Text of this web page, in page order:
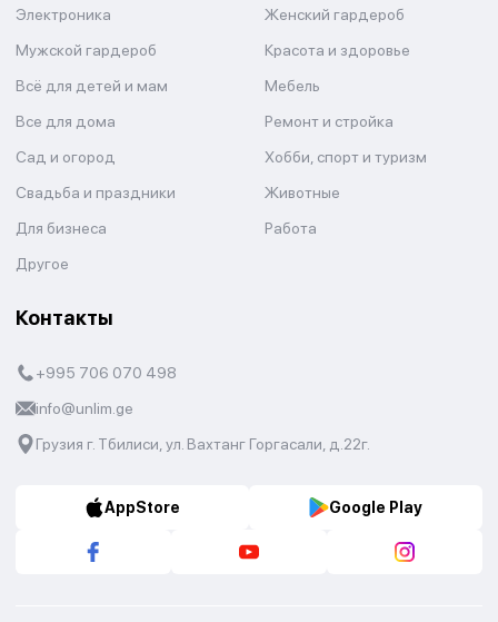
Электроника
Женский гардероб
Мужской гардероб
Красота и здоровье
Всё для детей и мам
Мебель
Все для дома
Ремонт и стройка
Сад и огород
Хобби, спорт и туризм
Свадьба и праздники
Животные
Для бизнеса
Работа
Другое
Контакты
+995 706 070 498
info@unlim.ge
Грузия г. Тбилиси, ул. Вахтанг Горгасали, д.22г.
AppStore Google Play